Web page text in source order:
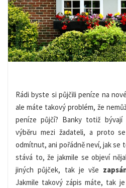
Rádi byste si půjčili peníze na
ale máte takový problém, že
peníze půjčí? Banky totiž
výběru mezi žadateli, a proto
odmítnut, ani pořádně neví, jak se
stává to, že jakmile se objeví
jiných půjček, tak je vše
Jakmile takový zápis máte, tak